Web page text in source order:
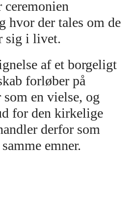
hvor der tales om de
sig i livet.
af et borgeligt
forløber på
som en vielse, og
for den kirkelige
derfor som
emner.